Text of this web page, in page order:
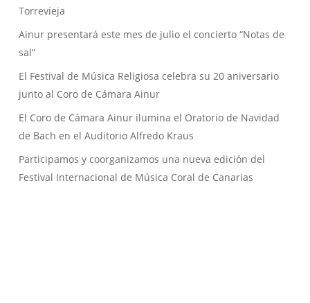
Torrevieja
Ainur presentará este mes de julio el concierto “Notas de
sal”
El Festival de Música Religiosa celebra su 20 aniversario
junto al Coro de Cámara Ainur
El Coro de Cámara Ainur ilumina el Oratorio de Navidad
de Bach en el Auditorio Alfredo Kraus
Participamos y coorganizamos una nueva edición del
Festival Internacional de Música Coral de Canarias